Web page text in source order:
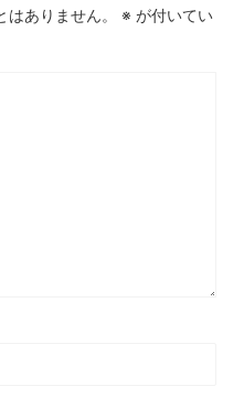
ありません。 ※ が付いてい